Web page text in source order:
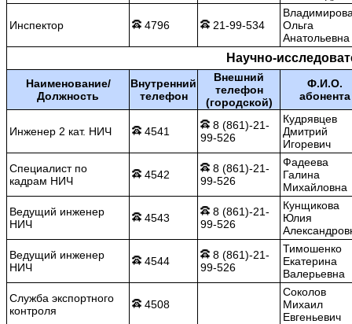
Инспектор 4796 21-99-534
Ольга
Анатольевна
Научно-
Наименование/
Должность
Внутренний
телефон
Внешний
телефон
(городской)
Ф.И.О.
абонента
Инженер 2 кат. НИЧ 4541
8 (861)-21-
99-526
Кудрявцев
Дмитрий
Игоревич
Специалист по
кадрам НИЧ
4542
8 (861)-21-
99-526
Фадеева
Галина
Михайловна
Ведущий инженер
НИЧ
4543
8 (861)-21-
99-526
Кунщикова
Юлия
Ведущий инженер
НИЧ
4544
8 (861)-21-
99-526
Тимошенко
Екатерина
Валерьевна
Служба экспортного
контроля
4508
Соколов
Михаил
Евгеньевич